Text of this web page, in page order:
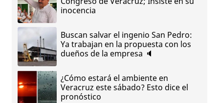
inocencia
Buscan salvar el ingenio San Pedro:
Ya trabajan en la propuesta con los
dueños de la empresa 🔈
¿Cómo estará el ambiente en
Veracruz este sábado? Esto dice el
pronóstico